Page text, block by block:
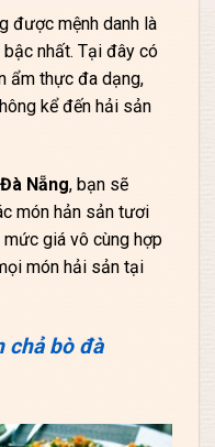
được mệnh danh là
bậc nhất. Tại đây có
ẩm thực đa dạng,
kể đến hải sản
Nẵng, bạn sẽ
món hản sản tươi
giá vô cùng hợp
món hải sản tại
chả bò đà